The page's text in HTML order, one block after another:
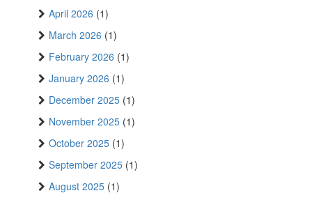
April 2026 (1)
March 2026 (1)
February 2026 (1)
January 2026 (1)
December 2025 (1)
November 2025 (1)
October 2025 (1)
September 2025 (1)
August 2025 (1)